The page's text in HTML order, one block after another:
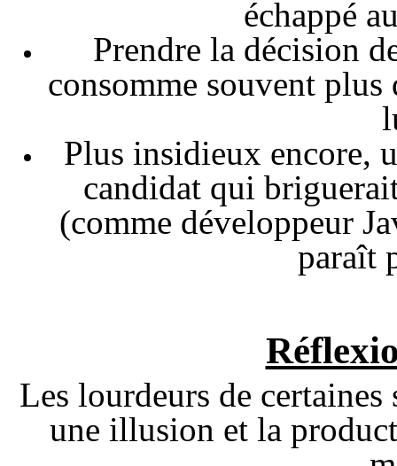
échappé
Prendre la décision
consomme souvent
Plus insidieux encore,
candidat qui
(comme développeur
paraît
Les lourdeurs de certaines
une illusion et la